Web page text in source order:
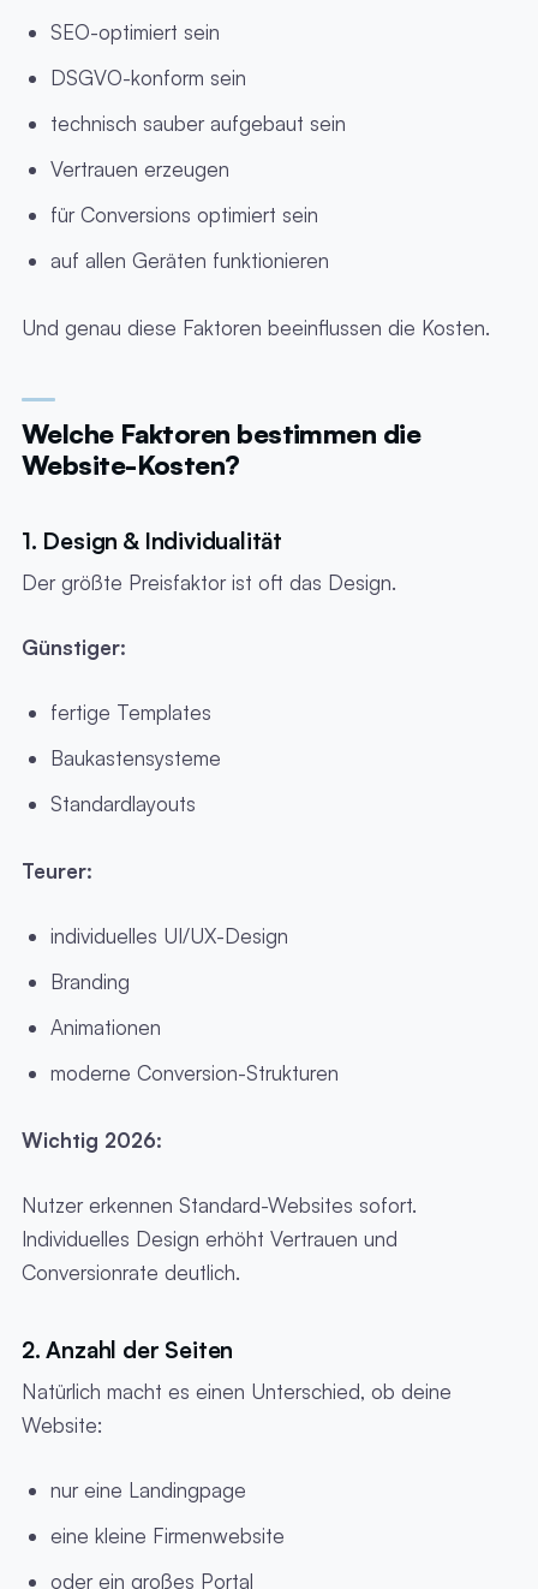
SEO-optimiert sein
DSGVO-konform sein
technisch sauber aufgebaut sein
Vertrauen erzeugen
für Conversions optimiert sein
auf allen Geräten funktionieren
Und genau diese Faktoren beeinflussen die Kosten.
Welche Faktoren bestimmen die
Website-Kosten?
1. Design & Individualität
Der größte Preisfaktor ist oft das Design.
Günstiger:
fertige Templates
Baukastensysteme
Standardlayouts
Teurer:
individuelles UI/UX-Design
Branding
Animationen
moderne Conversion-Strukturen
Wichtig 2026:
Nutzer erkennen Standard-Websites sofort.
Individuelles Design erhöht Vertrauen und
Conversionrate deutlich.
2. Anzahl der Seiten
Natürlich macht es einen Unterschied, ob deine
Website:
nur eine Landingpage
eine kleine Firmenwebsite
oder ein großes Portal